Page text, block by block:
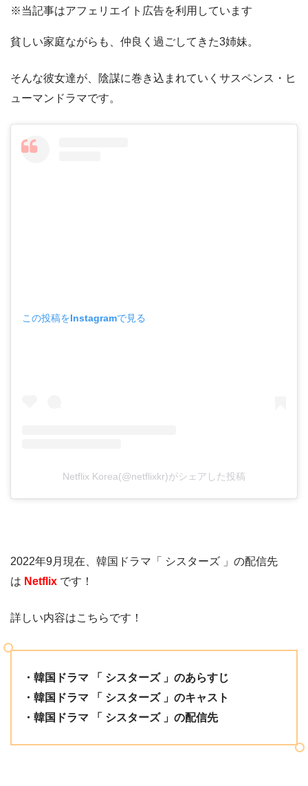
※当記事はアフェリエイト広告を利用しています
貧しい家庭ながらも、仲良く過ごしてきた3姉妹。
そんな彼女達が、陰謀に巻き込まれていくサスペンス・ヒ
ューマンドラマです。
この投稿をInstagramで見る
Netflix Korea(@netflixkr)がシェアした投稿
2022年9月現在、韓国ドラマ「 シスターズ 」の配信先
は Netflix です！
詳しい内容はこちらです！
・韓国ドラマ 「 シスターズ 」のあらすじ
・韓国ドラマ 「 シスターズ 」のキャスト
・韓国ドラマ 「 シスターズ 」の配信先